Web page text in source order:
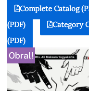
Complete Catalog
(PDF)
Category
(PDF)
Obral!